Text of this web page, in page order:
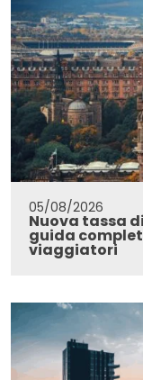
05/08/2026
Nuova tassa
guida
viaggiatori